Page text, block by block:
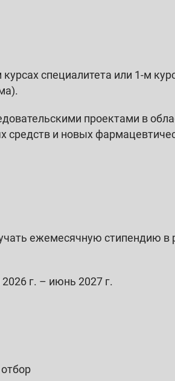
специалитета или 1-м
проектами в
средств и новых
ежемесячную стипендию в
г. – июнь 2027 г.